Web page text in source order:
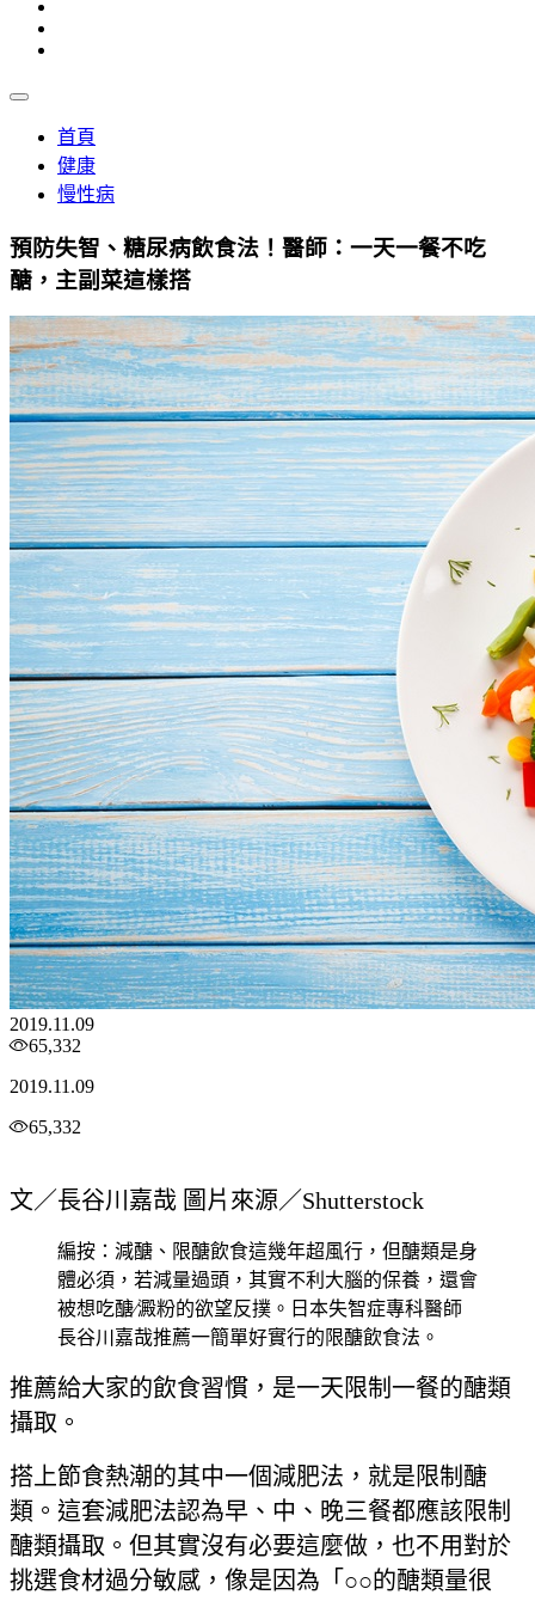
首頁
健康
慢性病
預防失智、糖尿病飲食法！醫師：一天一餐不吃
醣，主副菜這樣搭
2019.11.09
65,332
2019.11.09
65,332
文／長谷川嘉哉 圖片來源／Shutterstock
編按：減醣、限醣飲食這幾年超風行，但醣類是身
體必須，若減量過頭，其實不利大腦的保養，還會
被想吃醣∕澱粉的欲望反撲。日本失智症專科醫師
長谷川嘉哉推薦一簡單好實行的限醣飲食法。
推薦給大家的飲食習慣，是一天限制一餐的醣類
攝取。
搭上節食熱潮的其中一個減肥法，就是限制醣
類。這套減肥法認為早、中、晚三餐都應該限制
醣類攝取。但其實沒有必要這麼做，也不用對於
挑選食材過分敏感，像是因為「○○的醣類量很